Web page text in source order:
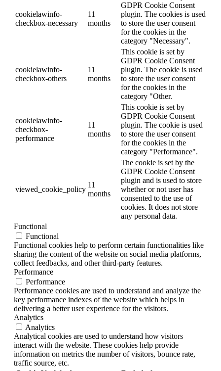
cookielawinfo-
checkbox-necessary
11
months
GDPR Cookie Consent
plugin. The cookies is used
to store the user consent
for the cookies in the
category "Necessary".
cookielawinfo-
checkbox-others
11
months
This cookie is set by
GDPR Cookie Consent
plugin. The cookie is used
to store the user consent
for the cookies in the
category "Other.
cookielawinfo-
checkbox-
performance
11
months
This cookie is set by
GDPR Cookie Consent
plugin. The cookie is used
to store the user consent
for the cookies in the
category "Performance".
viewed_cookie_policy
11
months
The cookie is set by the
GDPR Cookie Consent
plugin and is used to store
whether or not user has
consented to the use of
cookies. It does not store
any personal data.
Functional
Functional
Functional cookies help to perform certain functionalities like
sharing the content of the website on social media platforms,
collect feedbacks, and other third-party features.
Performance
Performance
Performance cookies are used to understand and analyze the
key performance indexes of the website which helps in
delivering a better user experience for the visitors.
Analytics
Analytics
Analytical cookies are used to understand how visitors
interact with the website. These cookies help provide
information on metrics the number of visitors, bounce rate,
traffic source, etc.